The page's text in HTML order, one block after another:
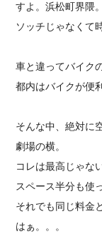
すよ。浜松町界隈。
ソッチじゃなくて
車と違ってバイク
都内はバイクが便
そんな中、絶対に
劇場の横。
コレは最高じゃな
スペース半分も使
それでも同じ料金
はぁ。。。